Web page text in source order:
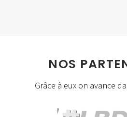
NOS
Grâce à eux on avance